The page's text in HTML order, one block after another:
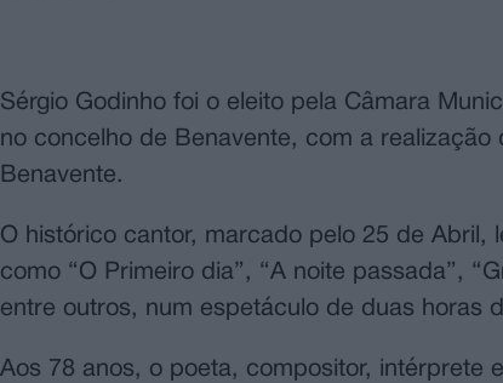
Sérgio Godinho foi o eleito pela Câmara
no concelho de Benavente, com a
Benavente.
O histórico cantor, marcado pelo 25 de Abril,
como “O Primeiro dia”, “A noite passada”,
entre outros, num espetáculo de duas horas
Aos 78 anos, o poeta, compositor, intérprete